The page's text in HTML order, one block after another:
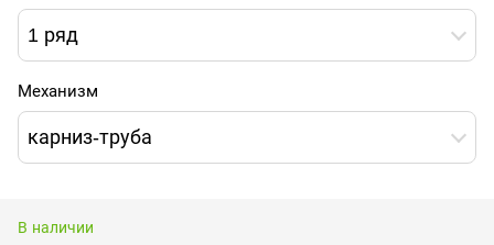
1 ряд
Механизм
карниз-труба
В наличии